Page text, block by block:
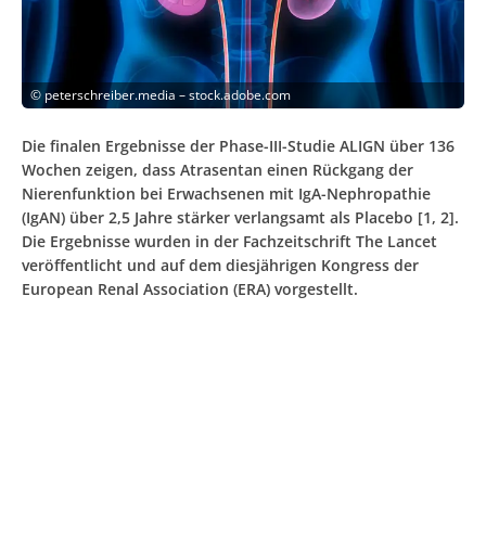
©peterschreiber.media – stock.adobe.com
Die finalen Ergebnisse der Phase-III-Studie ALIGN über 136
Wochen zeigen, dass Atrasentan einen Rückgang der
Nierenfunktion bei Erwachsenen mit IgA-Nephropathie
(IgAN) über 2,5 Jahre stärker verlangsamt als Placebo [1, 2].
Die Ergebnisse wurden in der Fachzeitschrift The Lancet
veröffentlicht und auf dem diesjährigen Kongress der
European Renal Association (ERA) vorgestellt.